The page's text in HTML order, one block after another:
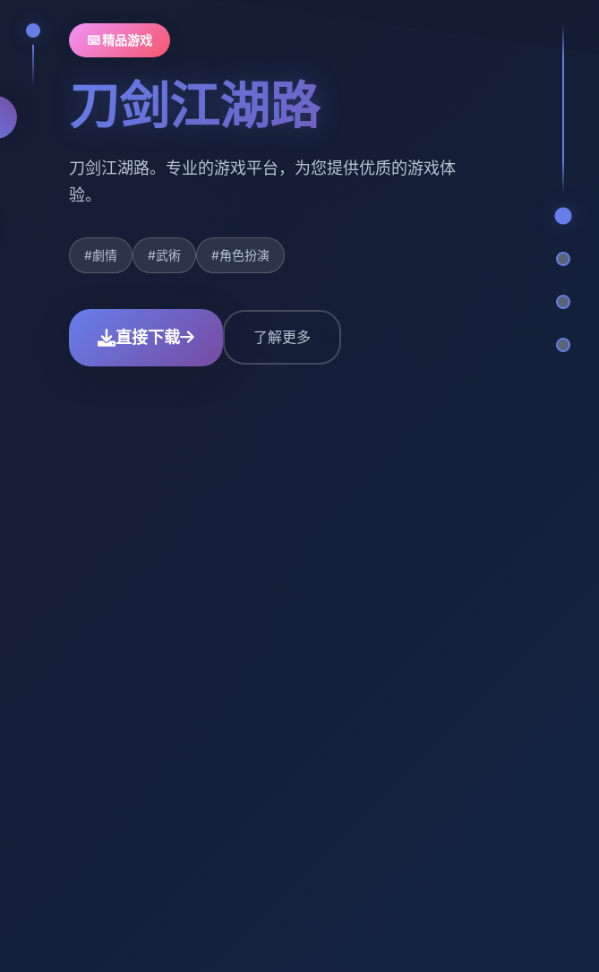
⌨️ 精品游戏
刀剑江湖路
刀剑江湖路。专业的游戏平台，为您提供优质的游戏体
验。
#劇情 #武術 #角色扮演
直接下载 了解更多